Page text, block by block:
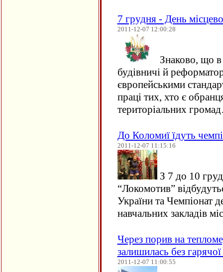
7 грудня - День
2011-12-07 12:00:28
Знаково, що в
будівничі й
європейськими
праці тих, хто є
територіальних
До Коломиї їдуть
2011-12-07 11:15:16
З 7 до 10
“Локомотив”
України та Чемпіонат
навчальних закладів
Через порив на
залишилась без
2011-12-07 11:00:55